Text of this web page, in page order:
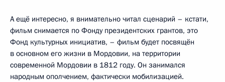
А ещё интересно, я внимательно читал сценарий – кстати,
фильм снимается по Фонду президентских грантов, это
Фонд культурных инициатив, – фильм будет посвящён
в основном его жизни в Мордовии, на территории
современной Мордовии в 1812 году. Он занимался
народным ополчением, фактически мобилизацией.